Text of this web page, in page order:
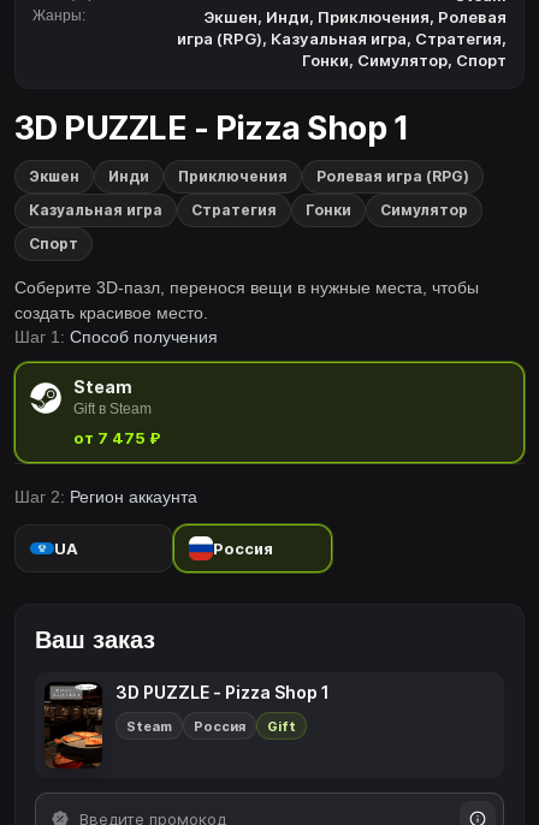
Жанры: Экшен, Инди, Приключения, Ролевая
игра (RPG), Казуальная игра, Стратегия,
Гонки, Симулятор, Спорт
3D PUZZLE - Pizza Shop 1
Экшен Инди Приключения
Ролевая игра (RPG)
Казуальная игра
Стратегия Гонки
Симулятор
Спорт
Соберите 3D-пазл, перенося вещи в нужные места, чтобы
создать красивое место.
Шаг 1: Способ получения
Steam
Gift в Steam
от 7 475 ₽
Шаг 2: Регион аккаунта
UA Россия
Ваш заказ
3D PUZZLE - Pizza Shop 1
Steam Россия Gift